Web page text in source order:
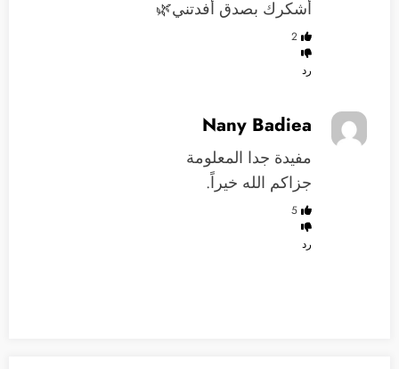
أشكرك بصدق أفدتني🌿
2
رد
Nany Badiea
مفيدة جدا المعلومة
جزاكم الله خيراً.
5
رد